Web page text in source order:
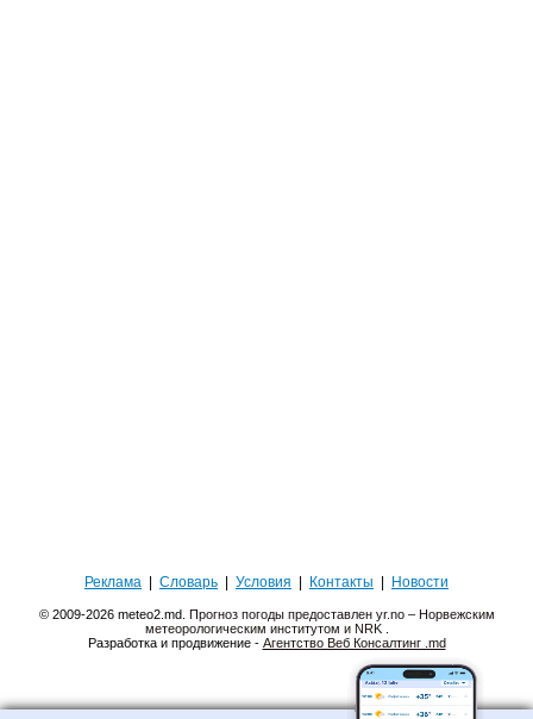
Реклама Словарь Условия Контакты Новости
© 2009-2026 meteo2.md. Прогноз погоды предоставлен yr.no – Норвежским
метеорологическим институтом и NRK
Разработка и продвижение - Агентство Веб Консалтинг .md